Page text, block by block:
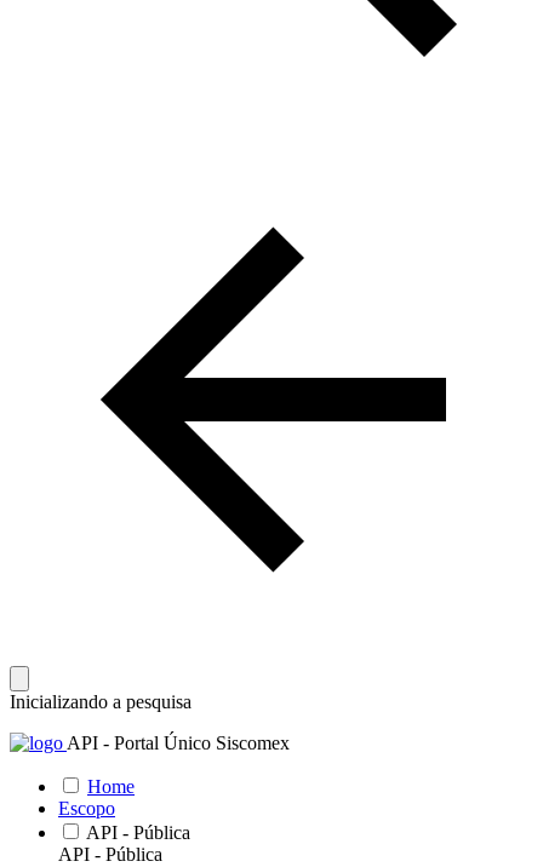
Inicializando a pesquisa
API - Portal Único Siscomex
Home
Escopo
API - Pública
API - Pública